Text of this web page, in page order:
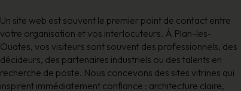
Un site web est souvent le premier point de contact entre
votre organisation et vos interlocuteurs. À Plan-les-
Ouates, vos visiteurs sont souvent des professionnels, des
décideurs, des partenaires industriels ou des talents en
recherche de poste. Nous concevons des sites vitrines qui
inspirent immédiatement confiance : architecture claire,